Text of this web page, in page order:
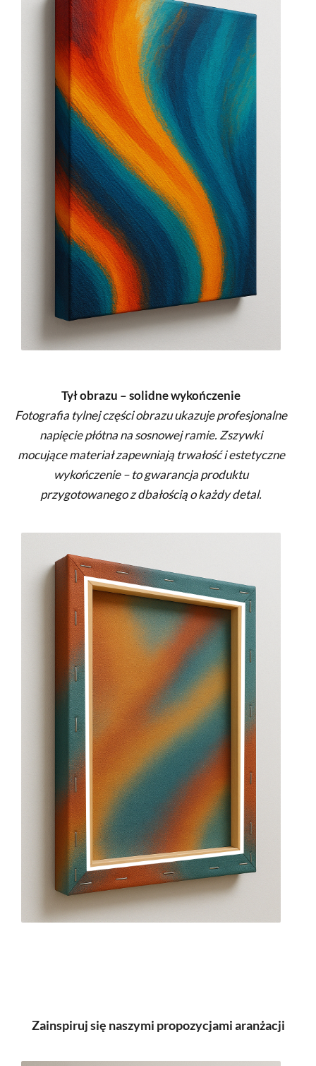
Tył obrazu – solidne wykończenie
Fotografia tylnej części obrazu ukazuje profesjonalne
napięcie płótna na sosnowej ramie. Zszywki
mocujące materiał zapewniają trwałość i estetyczne
wykończenie – to gwarancja produktu
przygotowanego z dbałością o każdy detal.
Zainspiruj się naszymi propozycjami aranżacji